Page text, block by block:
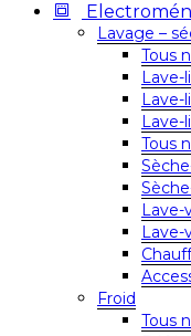
Lavage –
Tous
Lave-
Lave-
Lave-
Tous
Lave-
Lave-
Froid
Tous